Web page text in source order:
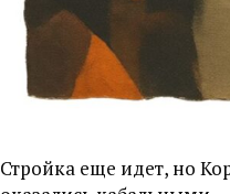
Стройка еще идет, но